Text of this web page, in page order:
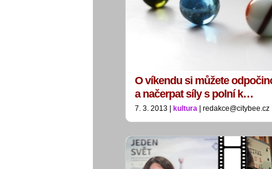
O víkendu si můžete
a načerpat síly s polní k…
7. 3. 2013 | kultura | redakce@citybee.cz